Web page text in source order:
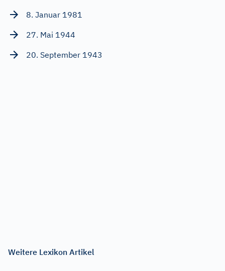
8. Januar 1981
27. Mai 1944
20. September 1943
Weitere Lexikon Artikel